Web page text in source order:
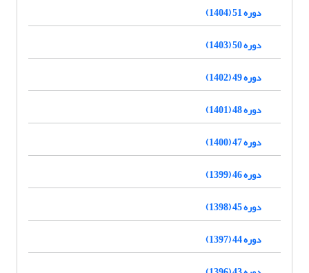
دوره 51 (1404)
دوره 50 (1403)
دوره 49 (1402)
دوره 48 (1401)
دوره 47 (1400)
دوره 46 (1399)
دوره 45 (1398)
دوره 44 (1397)